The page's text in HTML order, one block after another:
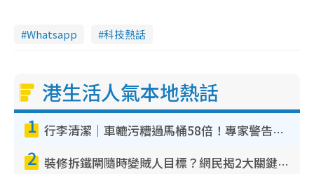
Whatsapp 科技熱話
港生活人氣本地熱話
1 行李清潔｜車轆污糟過馬桶58倍！專家警告忌用酒精抹 教1招免污手除菌
2 裝修拆鐵閘隨時變賊人目標？網民揭2大關鍵用途：裝新式等於白裝？附新舊鐵閘分別